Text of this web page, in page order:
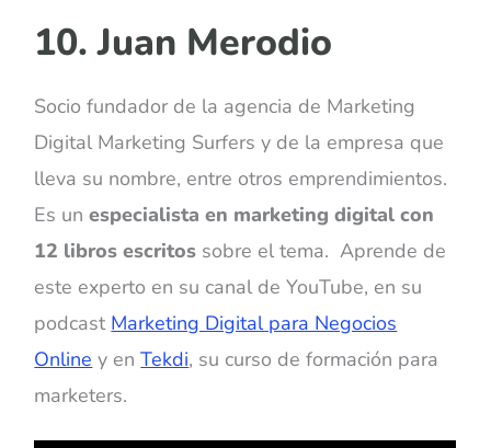
10. Juan Merodio
Socio fundador de la agencia de Marketing
Digital Marketing Surfers y de la empresa que
lleva su nombre, entre otros emprendimientos.
Es unespecialista en marketing digital con
12 libros escritos sobre el tema. Aprende de
este experto en su canal de YouTube, en su
podcast Marketing Digital para Negocios
Online y enTekdi, su curso de formación para
marketers.